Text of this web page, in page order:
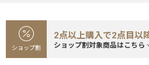
ショップ割
2点以上購入で2点目以
ショップ割対象商品はこちら